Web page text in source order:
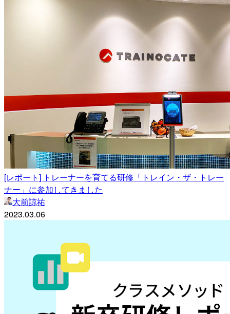
[レポート] トレーナーを育てる研修「トレイン・ザ・トレー
ナー」に参加してきました
大前諒祐
2023.03.06